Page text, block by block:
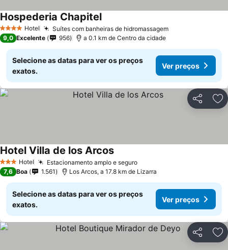
4 EstrelasHotel Suítes com banheiras de hidromassagem
Hospederia Chapitel
9,0 Excelente 956 a 0.1 km de Centro da cidade
Selecione as datas para ver os preços
exatos.
Ver preços
Partilhar
3 EstrelasHotel Estacionamento amplo e seguro
Hotel Villa de los Arcos
7,6 Boa 1.561 Los Arcos, a 17.8 km de Lizarra
Selecione as datas para ver os preços
exatos.
Ver preços
Partilhar